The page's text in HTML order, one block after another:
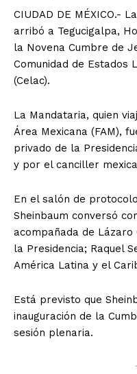
CIUDAD DE MÉXICO.-
arribó a Tegucigalpa,
la Novena Cumbre de
Comunidad de Estados
(Celac).
La Mandataria, quien
Área Mexicana (FAM),
privado de la
y por el canciller
En el salón de
Sheinbaum conversó
acompañada de Lázaro
la Presidencia; Raquel
América Latina y el
Está previsto que
inauguración de la
sesión plenaria.